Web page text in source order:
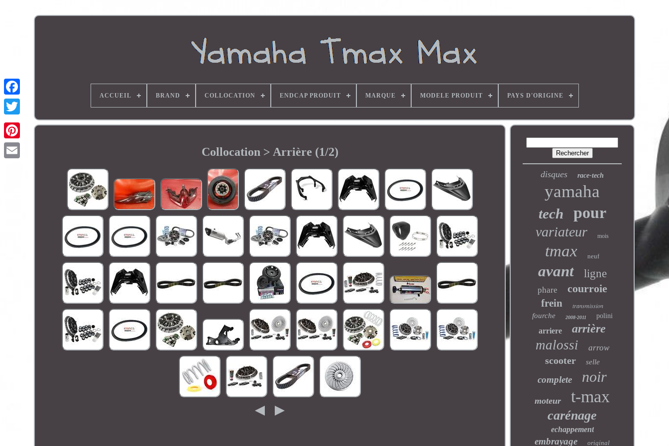
ACCUEIL BRAND COLLOCATION ENDCAP PRODUIT MARQUE MODELE PRODUIT PAYS D'ORIGINE
Collocation > Arrière (1/2)
disques race-tech
yamaha
tech pour
variateur mois
tmax neuf
avant ligne
phare courroie
frein
transmission
fourche
2008-2011 polini
arriere arrière
malossi arrow
scooter selle
complete noir
moteur t-max
carénage
echappement
embrayage original